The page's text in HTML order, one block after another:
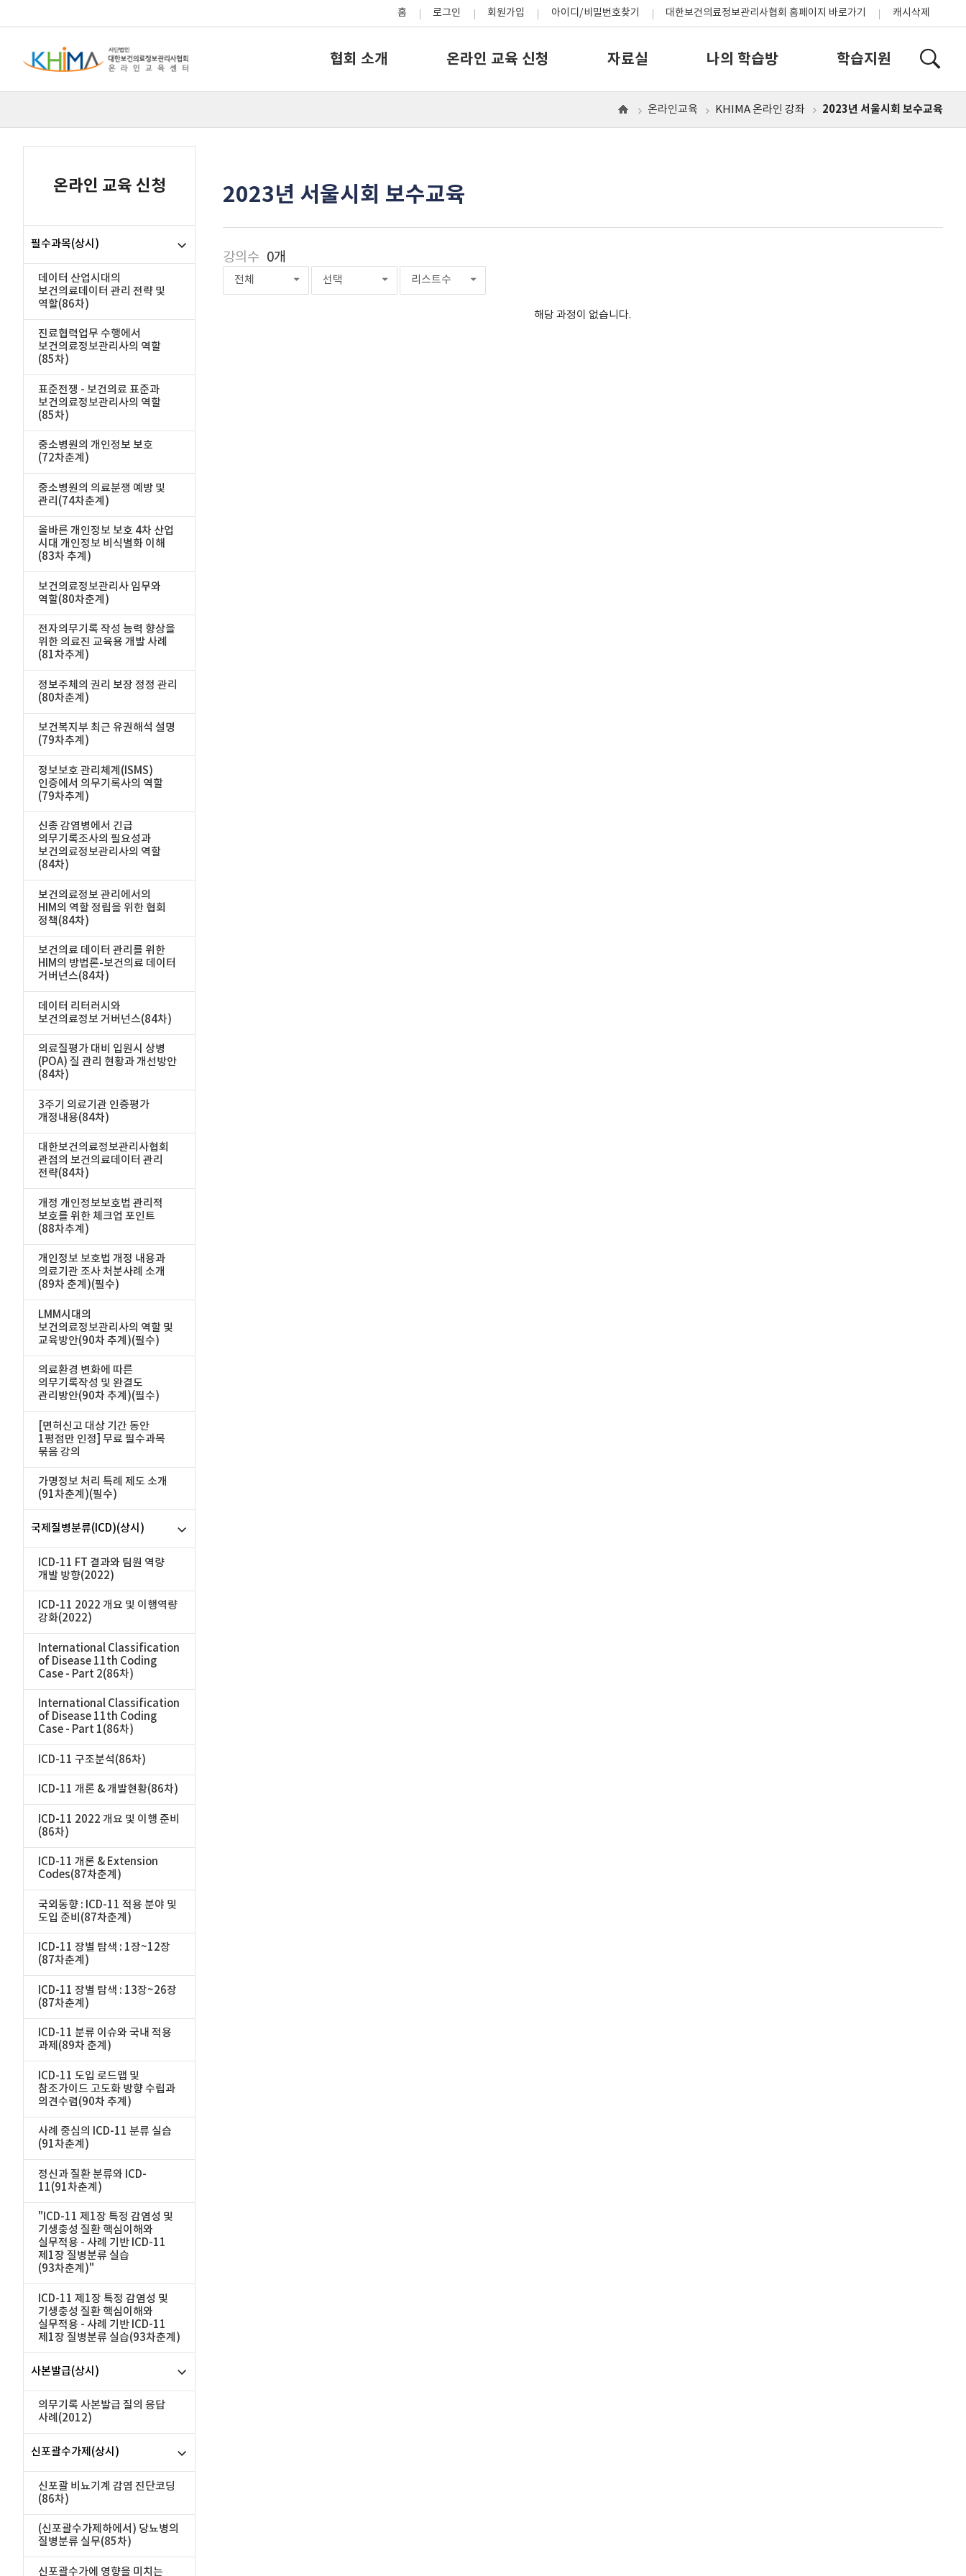
홈 로그인 회원가입 아이디/비밀번호찾기 대한보건의료정보관리사협회 홈페이지 바로가기 캐시삭제
협회 소개 온라인 교육 신청 자료실 나의 학습방 학습지원
온라인 교육 신청
필수과목(상시)
데이터 산업시대의
보건의료데이터 관리 전략 및
역할(86차)
진료협력업무 수행에서
보건의료정보관리사의 역할
(85차)
표준전쟁 - 보건의료 표준과
보건의료정보관리사의 역할
(85차)
중소병원의 개인정보 보호
(72차춘계)
중소병원의 의료분쟁 예방 및
관리(74차춘계)
올바른 개인정보 보호 4차 산업
시대 개인정보 비식별화 이해
(83차 추계)
보건의료정보관리사 임무와
역할(80차춘계)
전자의무기록 작성 능력 향상을
위한 의료진 교육용 개발 사례
(81차추계)
정보주체의 권리 보장 정정 관리
(80차춘계)
보건복지부 최근 유권해석 설명
(79차추계)
정보보호 관리체계(ISMS)
인증에서 의무기록사의 역할
(79차추계)
신종 감염병에서 긴급
의무기록조사의 필요성과
보건의료정보관리사의 역할
(84차)
보건의료정보 관리에서의
HIM의 역할 정립을 위한 협회
정책(84차)
보건의료 데이터 관리를 위한
HIM의 방법론-보건의료 데이터
거버넌스(84차)
데이터 리터러시와
보건의료정보 거버넌스(84차)
의료질평가 대비 입원시 상병
(POA) 질 관리 현황과 개선방안
(84차)
3주기 의료기관 인증평가
개정내용(84차)
대한보건의료정보관리사협회
관점의 보건의료데이터 관리
전략(84차)
개정 개인정보보호법 관리적
보호를 위한 체크업 포인트
(88차추계)
개인정보 보호법 개정 내용과
의료기관 조사 처분사례 소개
(89차 춘계)(필수)
LMM시대의
보건의료정보관리사의 역할 및
교육방안(90차 추계)(필수)
의료환경 변화에 따른
의무기록작성 및 완결도
관리방안(90차 추계)(필수)
[면허신고 대상 기간 동안
1평점만 인정] 무료 필수과목
묶음 강의
가명정보 처리 특례 제도 소개
(91차춘계)(필수)
국제질병분류(ICD)(상시)
ICD-11 FT 결과와 팀원 역량
개발 방향(2022)
ICD-11 2022 개요 및 이행역량
강화(2022)
International Classification
of Disease 11th Coding
Case - Part 2(86차)
International Classification
of Disease 11th Coding
Case - Part 1(86차)
ICD-11 구조분석(86차)
ICD-11 개론 & 개발현황(86차)
ICD-11 2022 개요 및 이행 준비
(86차)
ICD-11 개론 & Extension
Codes(87차춘계)
국외동향 : ICD-11 적용 분야 및
도입 준비(87차춘계)
ICD-11 장별 탐색 : 1장~12장
(87차춘계)
ICD-11 장별 탐색 : 13장~26장
(87차춘계)
ICD-11 분류 이슈와 국내 적용
과제(89차 춘계)
ICD-11 도입 로드맵 및
참조가이드 고도화 방향 수립과
의견수렴(90차 추계)
사례 중심의 ICD-11 분류 실습
(91차춘계)
정신과 질환 분류와 ICD-
11(91차춘계)
"ICD-11 제1장 특정 감염성 및
기생충성 질환 핵심이해와
실무적용 - 사례 기반 ICD-11
제1장 질병분류 실습
(93차춘계)"
ICD-11 제1장 특정 감염성 및
기생충성 질환 핵심이해와
실무적용 - 사례 기반 ICD-11
제1장 질병분류 실습(93차춘계)
사본발급(상시)
의무기록 사본발급 질의 응답
사례(2012)
신포괄수가제(상시)
신포괄 비뇨기계 감염 진단코딩
(86차)
(신포괄수가제하에서) 당뇨병의
질병분류 실무(85차)
신포괄수가에 영향을 미치는
홈
온라인교육 KHIMA 온라인 강좌 2023년 서울시회 보수교육
2023년 서울시회 보수교육
강의수 0개
전체 선택 리스트수
해당 과정이 없습니다.